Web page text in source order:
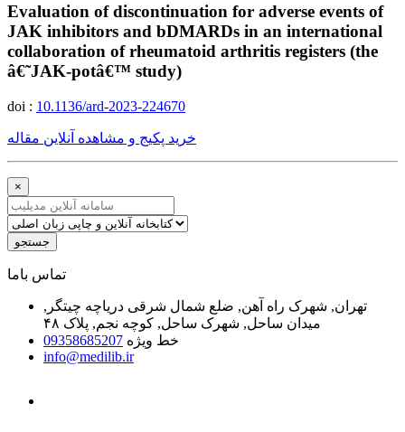
Evaluation of discontinuation for adverse events of
JAK inhibitors and bDMARDs in an international
collaboration of rheumatoid arthritis registers (the
â€˜JAK-potâ€™ study)
doi : 10.1136/ard-2023-224670
خرید پکیج و مشاهده آنلاین مقاله
×
جستجو
ﺗﻤﺎﺱ ﺑﺎﻣﺎ
تهران, شهرک راه آهن, ضلع شمال شرقی دریاچه چیتگر,
میدان ساحل, شهرک ساحل, کوچه نجم, پلاک ۴۸
خط ویژه 09358685207
info@medilib.ir